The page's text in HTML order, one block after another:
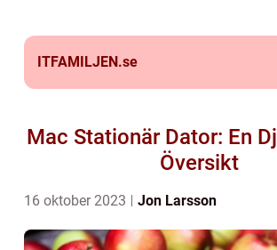
ITFAMILJEN.se
Mac Stationär Dator: En
Översikt
16 oktober 2023 Jon Larsson